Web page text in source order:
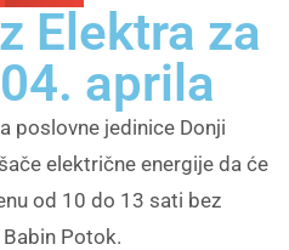
Elektra za
aprila
poslovne jedinice Donji
električne energije da će
od 10 do 13 sati bez
Potok.